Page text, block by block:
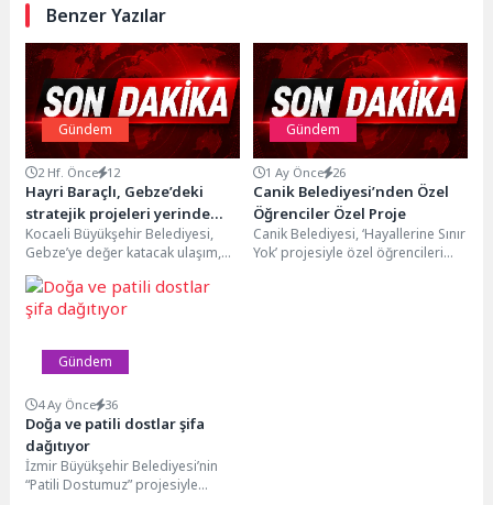
Benzer Yazılar
Gündem
2 Hf. Önce 12
Hayri Baraçlı, Gebze’deki
stratejik projeleri yerinde
inceledi
Kocaeli Büyükşehir Belediyesi,
Gebze’ye değer katacak ulaşım,
üstyapı ve sosyal yaşam
projelerini aralıksız sürdürüyor.
Kentin...
Gündem
1 Ay Önce 26
Canik Belediyesi’nden Özel
Öğrenciler Özel Proje
Canik Belediyesi, ‘Hayallerine Sınır
Yok’ projesiyle özel öğrencileri
Gündem
4 Ay Önce 36
Doğa ve patili dostlar şifa
dağıtıyor
İzmir Büyükşehir Belediyesi’nin
“Patili Dostumuz” projesiyle